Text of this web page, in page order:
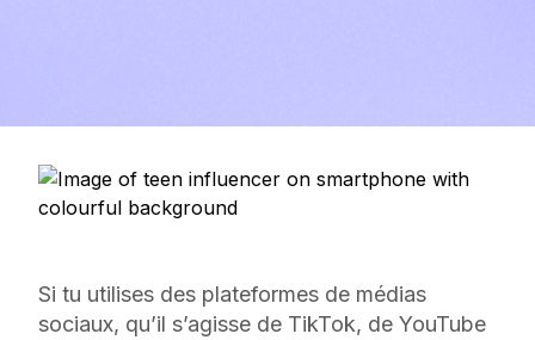
Si tu utilises des plateformes de médias
sociaux, qu’il s’agisse de TikTok, de YouTube